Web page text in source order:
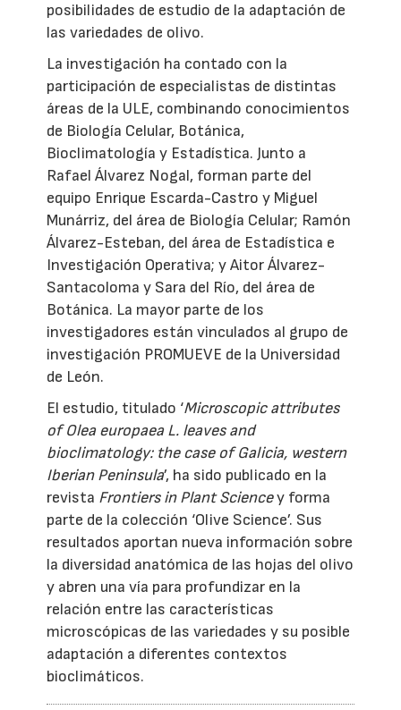
posibilidades de estudio de la adaptación de
las variedades de olivo.
La investigación ha contado con la
participación de especialistas de distintas
áreas de la ULE, combinando conocimientos
de Biología Celular, Botánica,
Bioclimatología y Estadística. Junto a
Rafael Álvarez Nogal, forman parte del
equipo Enrique Escarda-Castro y Miguel
Munárriz, del área de Biología Celular; Ramón
Álvarez-Esteban, del área de Estadística e
Investigación Operativa; y Aitor Álvarez-
Santacoloma y Sara del Río, del área de
Botánica. La mayor parte de los
investigadores están vinculados al grupo de
investigación PROMUEVE de la Universidad
de León.
El estudio, titulado ‘Microscopic attributes
of Olea europaea L. leaves and
bioclimatology: the case of Galicia, western
Iberian Peninsula’, ha sido publicado en la
revista Frontiers in Plant Sciencey forma
parte de la colección ‘Olive Science’. Sus
resultados aportan nueva información sobre
la diversidad anatómica de las hojas del olivo
y abren una vía para profundizar en la
relación entre las características
microscópicas de las variedades y su posible
adaptación a diferentes contextos
bioclimáticos.